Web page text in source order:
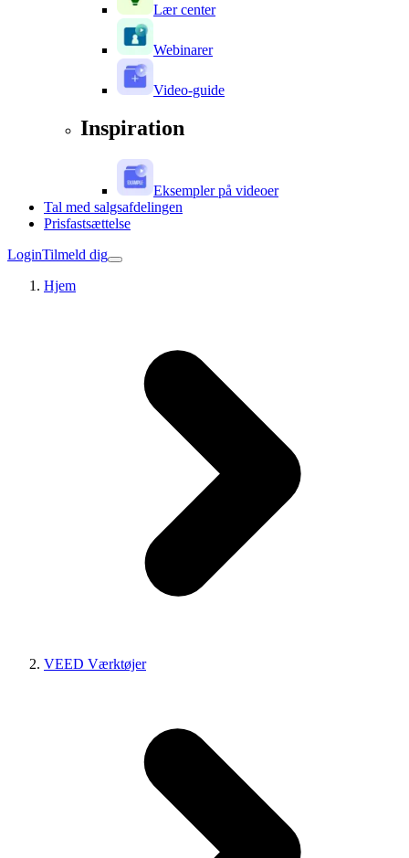
Lær center
Webinarer
Video-guide
Inspiration
Eksempler på videoer
Tal med salgsafdelingen
Prisfastsættelse
LoginTilmeld dig
Hjem
VEED Værktøjer